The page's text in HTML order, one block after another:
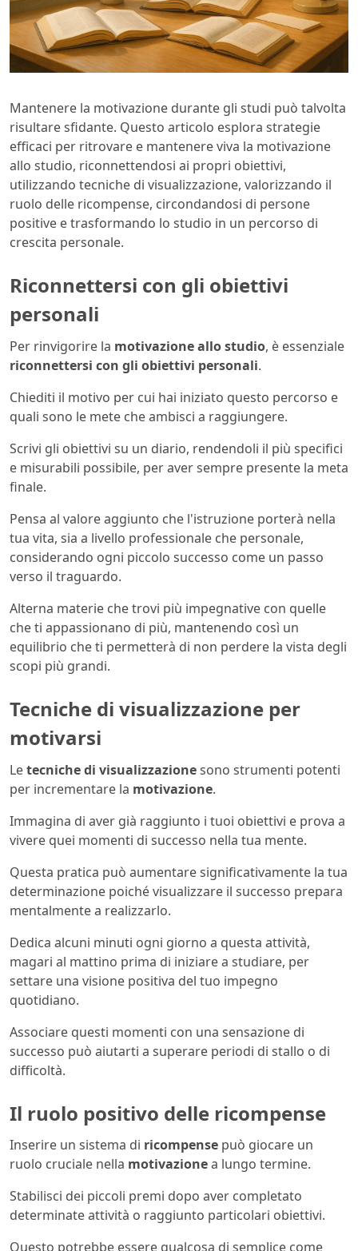
Mantenere la motivazione durante gli studi può talvolta
risultare sfidante. Questo articolo esplora strategie
efficaci per ritrovare e mantenere viva la motivazione
allo studio, riconnettendosi ai propri obiettivi,
utilizzando tecniche di visualizzazione, valorizzando il
ruolo delle ricompense, circondandosi di persone
positive e trasformando lo studio in un percorso di
crescita personale.
Riconnettersi con gli obiettivi
personali
Per rinvigorire la motivazione allo studio, è essenziale
riconnettersi con gli obiettivi personali.
Chiediti il motivo per cui hai iniziato questo percorso e
quali sono le mete che ambisci a raggiungere.
Scrivi gli obiettivi su un diario, rendendoli il più specifici
e misurabili possibile, per aver sempre presente la meta
finale.
Pensa al valore aggiunto che l'istruzione porterà nella
tua vita, sia a livello professionale che personale,
considerando ogni piccolo successo come un passo
verso il traguardo.
Alterna materie che trovi più impegnative con quelle
che ti appassionano di più, mantenendo così un
equilibrio che ti permetterà di non perdere la vista degli
scopi più grandi.
Tecniche di visualizzazione per
motivarsi
Letecniche di visualizzazionesono strumenti potenti
per incrementare la motivazione.
Immagina di aver già raggiunto i tuoi obiettivi e prova a
vivere quei momenti di successo nella tua mente.
Questa pratica può aumentare significativamente la tua
determinazione poiché visualizzare il successo prepara
mentalmente a realizzarlo.
Dedica alcuni minuti ogni giorno a questa attività,
magari al mattino prima di iniziare a studiare, per
settare una visione positiva del tuo impegno
quotidiano.
Associare questi momenti con una sensazione di
successo può aiutarti a superare periodi di stallo o di
difficoltà.
Il ruolo positivo delle ricompense
Inserire un sistema di ricompense può giocare un
ruolo cruciale nella motivazionea lungo termine.
Stabilisci dei piccoli premi dopo aver completato
determinate attività o raggiunto particolari obiettivi.
Questo potrebbe essere qualcosa di semplice come